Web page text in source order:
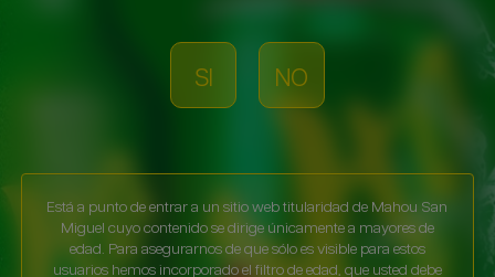
SI NO
Está a punto de entrar a un sitio web titularidad de Mahou San
Miguel cuyo contenido se dirige únicamente a mayores de
edad. Para asegurarnos de que sólo es visible para estos
usuarios hemos incorporado el filtro de edad, que usted debe